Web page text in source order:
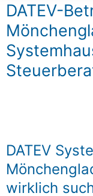
DATEV-
DATEV
wirklich